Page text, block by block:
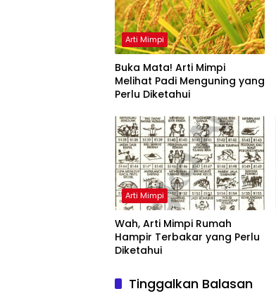
Arti Mimpi
Buka Mata! Arti Mimpi
Melihat Padi Menguning yang
Perlu Diketahui
Arti Mimpi
Wah, Arti Mimpi Rumah
Hampir Terbakar yang Perlu
Diketahui
Tinggalkan Balasan